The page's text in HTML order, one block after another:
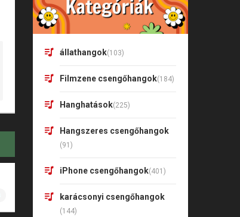
állathangok(103)
Filmzene csengőhangok(184)
Hanghatások(225)
Hangszeres csengőhangok
(91)
iPhone csengőhangok(401)
karácsonyi csengőhangok
(144)